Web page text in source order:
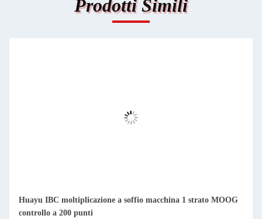
Prodotti Simili
Huayu IBC moltiplicazione a soffio macchina 1 strato MOOG
controllo a 200 punti